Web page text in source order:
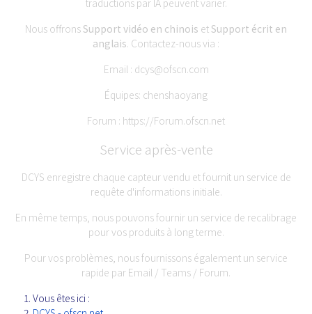
Nous offronsSupport vidéo en chinois etSupport écrit en
anglais. Contactez-nous via :
Email : dcys@ofscn.com
Équipes: chenshaoyang
Forum : https://Forum.ofscn.net
Service après-vente
DCYS enregistre chaque capteur vendu et fournit un service de
requête d'informations initiale.
En même temps, nous pouvons fournir un service de recalibrage
pour vos produits à long terme.
Pour vos problèmes, nous fournissons également un service
rapide par Email / Teams / Forum.
Vous êtes ici :